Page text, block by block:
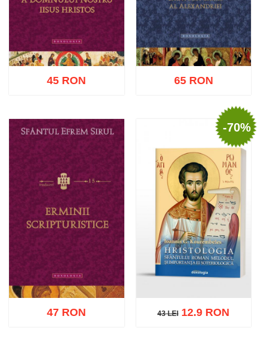
Adaugă în coș Wishlist
45 RON
Wishlist
65 RON
47 RON
-70%
43 LEI
43 LEI12.9 RON